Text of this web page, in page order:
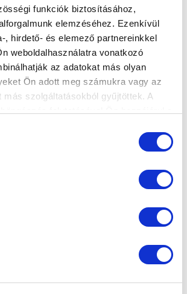
funkciók biztosításához,
elemzéséhez. Ezenkívül
, hirdető- és elemező partnereinkkel
weboldalhasználatra vonatkozó
az adatokat más olyan
Ön adott meg számukra vagy az
más szolgáltatásokból gyűjtöttek. A